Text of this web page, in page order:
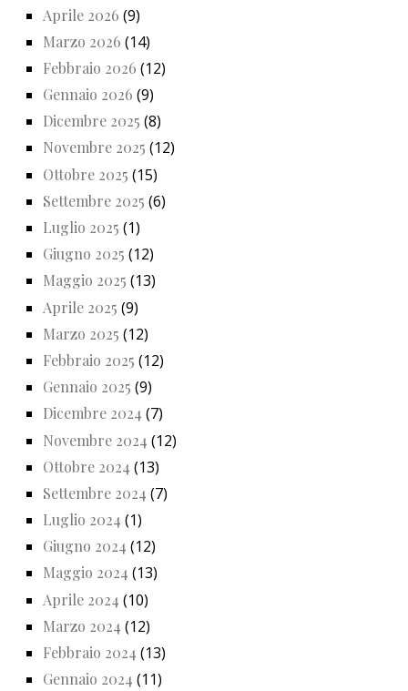
Aprile 2026 (9)
Marzo 2026 (14)
Febbraio 2026 (12)
Gennaio 2026 (9)
Dicembre 2025 (8)
Novembre 2025 (12)
Ottobre 2025 (15)
Settembre 2025 (6)
Luglio 2025 (1)
Giugno 2025 (12)
Maggio 2025 (13)
Aprile 2025 (9)
Marzo 2025 (12)
Febbraio 2025 (12)
Gennaio 2025 (9)
Dicembre 2024 (7)
Novembre 2024 (12)
Ottobre 2024 (13)
Settembre 2024 (7)
Luglio 2024 (1)
Giugno 2024 (12)
Maggio 2024 (13)
Aprile 2024 (10)
Marzo 2024 (12)
Febbraio 2024 (13)
Gennaio 2024 (11)